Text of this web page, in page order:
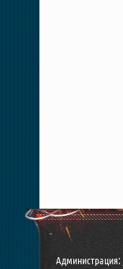
Администрация: